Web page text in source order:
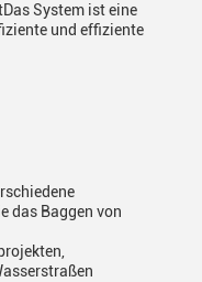
System ist eine
und effiziente
das Baggen von